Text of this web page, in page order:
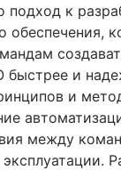
подход к
обеспечения,
быстрее и
и
между